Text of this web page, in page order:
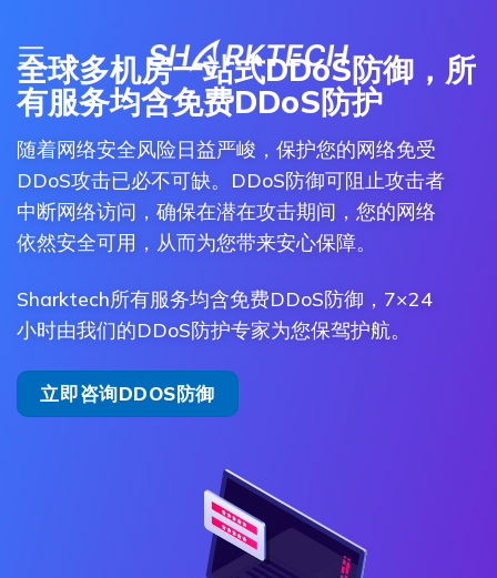
到
内
容
全球多机房一站式DDoS防御，所
有服务均含免费DDoS防护
随着网络安全风险日益严峻，保护您的网络免受
DDoS攻击已必不可缺。DDoS防御可阻止攻击者
中断网络访问，确保在潜在攻击期间，您的网络
依然安全可用，从而为您带来安心保障。
Sharktech所有服务均含免费DDoS防御，7×24
小时由我们的DDoS防护专家为您保驾护航。
立即咨询DDOS防御